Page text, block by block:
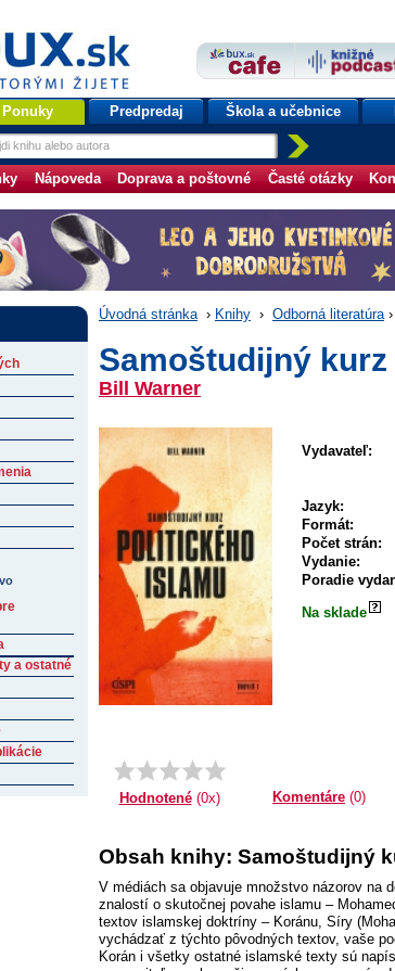
Ponuky Predpredaj Škola a učebnice
Nápoveda Doprava a poštovné Časté otázky
Úvodná stránka › Knihy › Odborná literatúra›
Samoštudijný
Bill Warner
Vydavateľ:
Jazyk:
Formát:
Počet strán:
Vydanie:
Poradie
Na sklade
Hodnotené(0x) Komentáre (0)
Obsah knihy: Samoštudijný
V médiách sa objavuje množstvo názorov na
znalostí o skutočnej povahe islamu –
textov islamskej doktríny – Koránu, Síry
vychádzať z týchto pôvodných textov, vaše
Korán i všetky ostatné islamské texty sú
a ostatné